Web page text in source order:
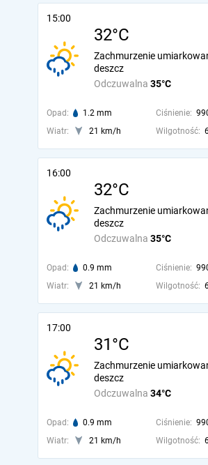
15:00
32°C
Odczuwalna 35°C
Zachmurzenie
deszcz
Opad: 1.2 mm Ciśnienie:
Wiatr:
21 km/h Wilgotność:
16:00
32°C
Odczuwalna 35°C
Zachmurzenie
deszcz
Opad: 0.9 mm Ciśnienie:
Wiatr:
21 km/h Wilgotność:
17:00
31°C
Odczuwalna 34°C
Zachmurzenie
deszcz
Opad: 0.9 mm Ciśnienie:
Wiatr:
21 km/h Wilgotność: